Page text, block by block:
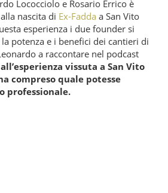
Lococciolo e Rosario Errico è
nascita di Ex-Fadda a San Vito
esperienza i due founder si
potenza e i benefici dei cantieri di
a raccontare nel podcast
vissuta a San Vito
compreso quale potesse
professionale.